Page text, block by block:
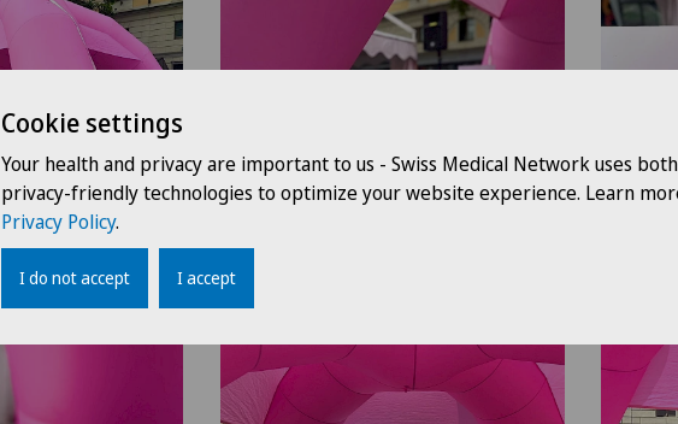
Cookie settings
Your health and privacy are important to us - Swiss Medical Network uses
privacy-friendly technologies to optimize your website experience. Learn
Privacy Policy.
I do not accept I accept